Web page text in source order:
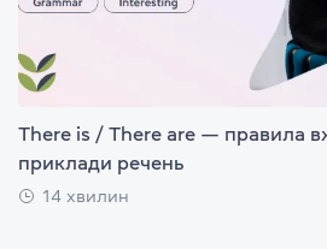
There is / There are — правила
приклади речень
14 хвилин